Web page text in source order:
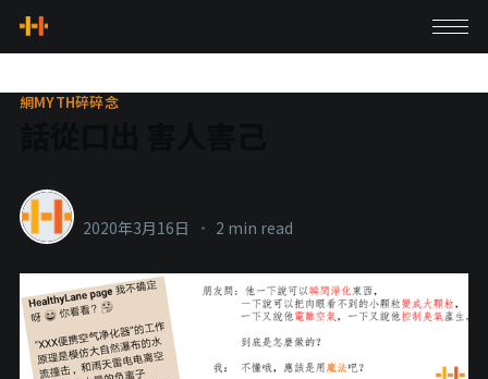
網MYTH碎碎念
2020年3月16日 • 2 min read